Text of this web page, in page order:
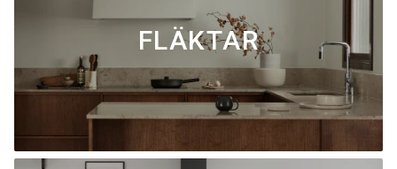
FLÄKTAR